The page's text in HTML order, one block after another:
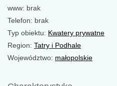
www: brak
Telefon: brak
Typ obiektu: Kwatery prywatne
Region: Tatry i Podhale
Województwo: małopolskie